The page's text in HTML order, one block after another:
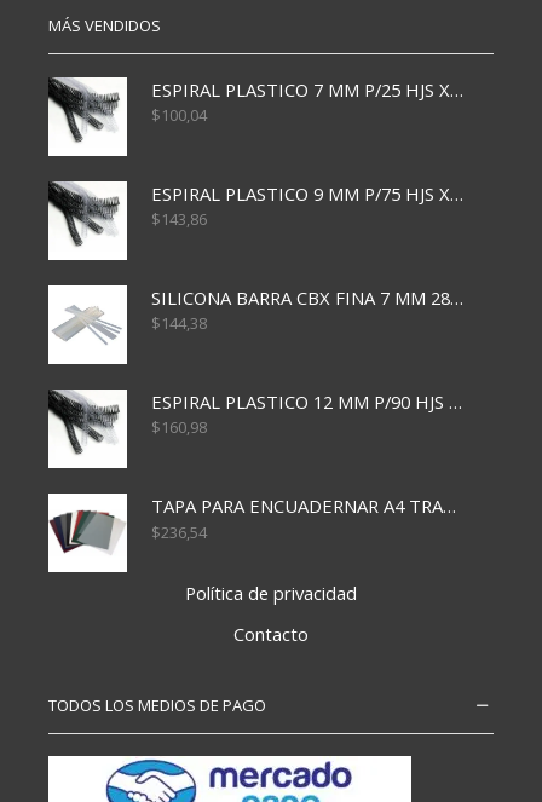
MÁS VENDIDOS
ESPIRAL PLASTICO 7 MM P/25 HJS X50x3000
$100,04
ESPIRAL PLASTICO 9 MM P/75 HJS X50X2400
$143,86
SILICONA BARRA CBX FINA 7 MM 28 CM
$144,38
ESPIRAL PLASTICO 12 MM P/90 HJS X50X1500
$160,98
TAPA PARA ENCUADERNAR A4 TRANSP x50x500
$236,54
Política de privacidad
Contacto
TODOS LOS MEDIOS DE PAGO